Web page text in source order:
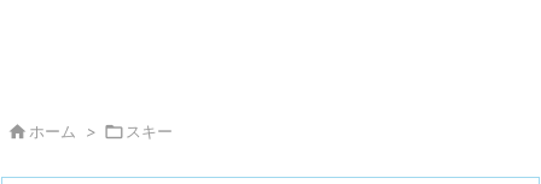
 ホーム >  スキー